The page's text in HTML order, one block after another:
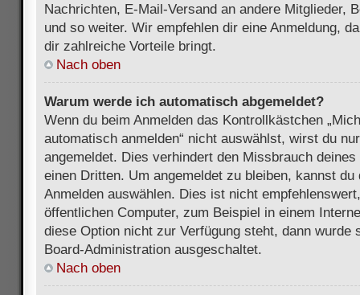
Nachrichten, E-Mail-Versand an andere Mitglieder,
und so weiter. Wir empfehlen dir eine Anmeldung,
dir zahlreiche Vorteile bringt.
Nach oben
Warum werde ich automatisch abgemeldet?
Wenn du beim Anmelden das Kontrollkästchen
automatisch anmelden“ nicht auswählst, wirst du
angemeldet. Dies verhindert den Missbrauch
einen Dritten. Um angemeldet zu bleiben, kannst
Anmelden auswählen. Dies ist nicht
öffentlichen Computer, zum Beispiel in einem
diese Option nicht zur Verfügung steht, dann wurde
Board-Administration ausgeschaltet.
Nach oben